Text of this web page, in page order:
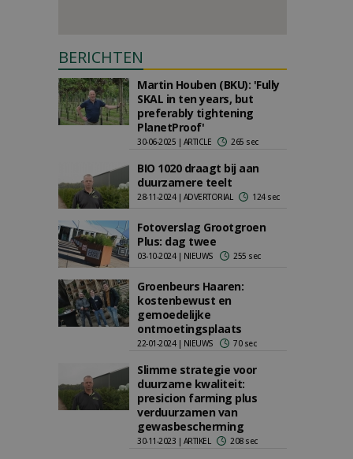
BERICHTEN
Martin Houben (BKU): 'Fully
SKAL in ten years, but
preferably tightening
PlanetProof'
30-06-2025 | ARTICLE 265 sec
BIO 1020 draagt bij aan
duurzamere teelt
28-11-2024 | ADVERTORIAL 124 sec
Fotoverslag Grootgroen
Plus: dag twee
03-10-2024 | NIEUWS 255 sec
Groenbeurs Haaren:
kostenbewust en
gemoedelijke
ontmoetingsplaats
22-01-2024 | NIEUWS 70 sec
Slimme strategie voor
duurzame kwaliteit:
presicion farming plus
verduurzamen van
gewasbescherming
30-11-2023 | ARTIKEL 208 sec